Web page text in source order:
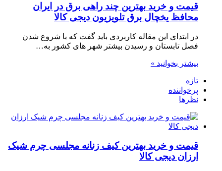
قیمت و خرید بهترین چند راهی برق در ایران
محافظ یخچال برق تلویزیون دیجی کالا
در ابتدای این مقاله کاربردی باید گفت که با شروع شدن
فصل تابستان و رسیدن بیشتر شهر های کشور به…
بیشتر بخوانید »
تازه
پرخواننده
نظرها
قیمت و خرید بهترین کیف زنانه مجلسی چرم شیک
ارزان دیجی کالا